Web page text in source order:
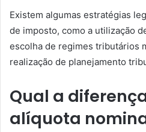
Existem algumas estratégias
de imposto, como a utilização
escolha de regimes tributários
realização de planejamento
Qual a
alíquota